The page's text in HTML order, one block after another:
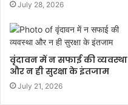
July 28, 2026
वृंदावन में न सफाई की व्यवस्था
और न ही सुरक्षा के इंतजाम
July 21, 2026